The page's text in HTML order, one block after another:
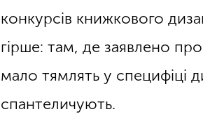
конкурсів книжкового
гірше: там, де заявлено про
мало тямлять у специфіці
спантеличують.